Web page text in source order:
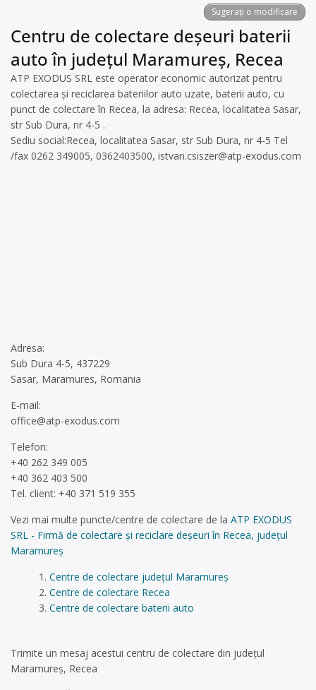
Sugerați o modificare
Centru de colectare deșeuri baterii
auto în județul Maramureș, Recea
ATP EXODUS SRL este operator economic autorizat pentru
colectarea și reciclarea bateriilor auto uzate, baterii auto, cu
punct de colectare în Recea, la adresa: Recea, localitatea Sasar,
str Sub Dura, nr 4-5 .
Sediu social:Recea, localitatea Sasar, str Sub Dura, nr 4-5 Tel
/fax 0262 349005, 0362403500, istvan.csiszer@atp-exodus.com
Adresa:
Sub Dura 4-5, 437229
Sasar, Maramures, Romania
E-mail:
office@atp-exodus.com
Telefon:
+40 262 349 005
+40 362 403 500
Tel. client: +40 371 519 355
Vezi mai multe puncte/centre de colectare de la ATP EXODUS
SRL - Firmă de colectare și reciclare deșeuri în Recea, județul
Maramureș
Centre de colectare județul Maramureș
Centre de colectare Recea
Centre de colectare baterii auto
Trimite un mesaj acestui centru de colectare din județul
Maramureș, Recea